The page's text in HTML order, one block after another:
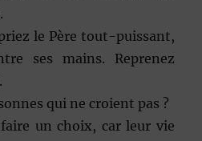
le Père tout-puissant,
ses mains. Reprenez
qui ne croient pas ?
un choix, car leur vie